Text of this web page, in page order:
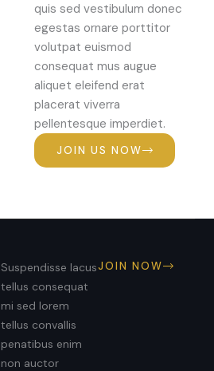
quis sed vestibulum donec
egestas ornare porttitor
volutpat euismod
consequat mus augue
aliquet eleifend erat
placerat viverra
pellentesque imperdiet.
JOIN US NOW
Suspendisse lacus
tellus consequat
mi sed lorem
tellus convallis
penatibus enim
non auctor
JOIN NOW